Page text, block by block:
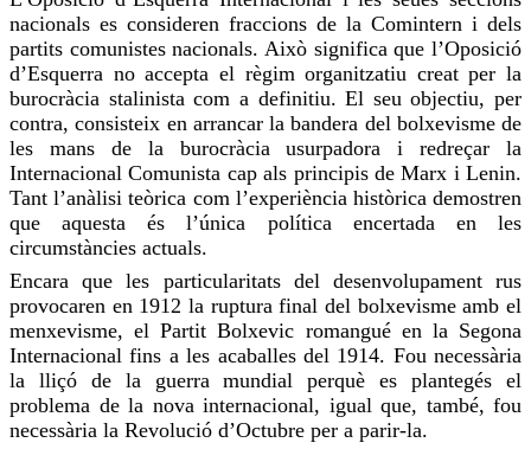
nacionals es consideren fraccions de la Comintern i dels
partits comunistes nacionals. Això significa que l’Oposició
d’Esquerra no accepta el règim organitzatiu creat per la
burocràcia stalinista com a definitiu. El seu objectiu, per
contra, consisteix en arrancar la bandera del bolxevisme de
les mans de la burocràcia usurpadora i redreçar la
Internacional Comunista cap als principis de Marx i Lenin.
Tant l’anàlisi teòrica com l’experiència històrica demostren
que aquesta és l’única política encertada en les
circumstàncies actuals.
Encara que les particularitats del desenvolupament rus
provocaren en 1912 la ruptura final del bolxevisme amb el
menxevisme, el Partit Bolxevic romangué en la Segona
Internacional fins a les acaballes del 1914. Fou necessària
la lliçó de la guerra mundial perquè es plantegés el
problema de la nova internacional, igual que, també, fou
necessària la Revolució d’Octubre per a parir-la.